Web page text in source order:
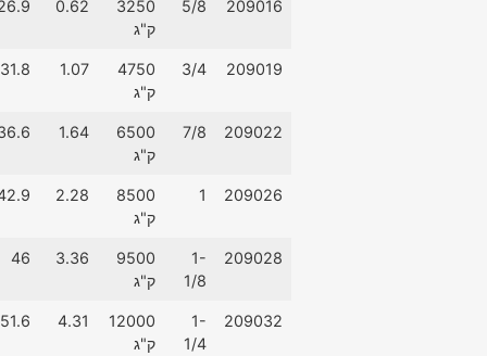
209016
5/8
3250
ק"ג
0.62
209019
3/4
4750
ק"ג
1.07
31.8
209022
7/8
6500
ק"ג
1.64
209026
1
8500
ק"ג
2.28
209028
1-
1/8
9500
ק"ג
3.36
46
209032
1-
1/4
12000
ק"ג
4.31
51.6